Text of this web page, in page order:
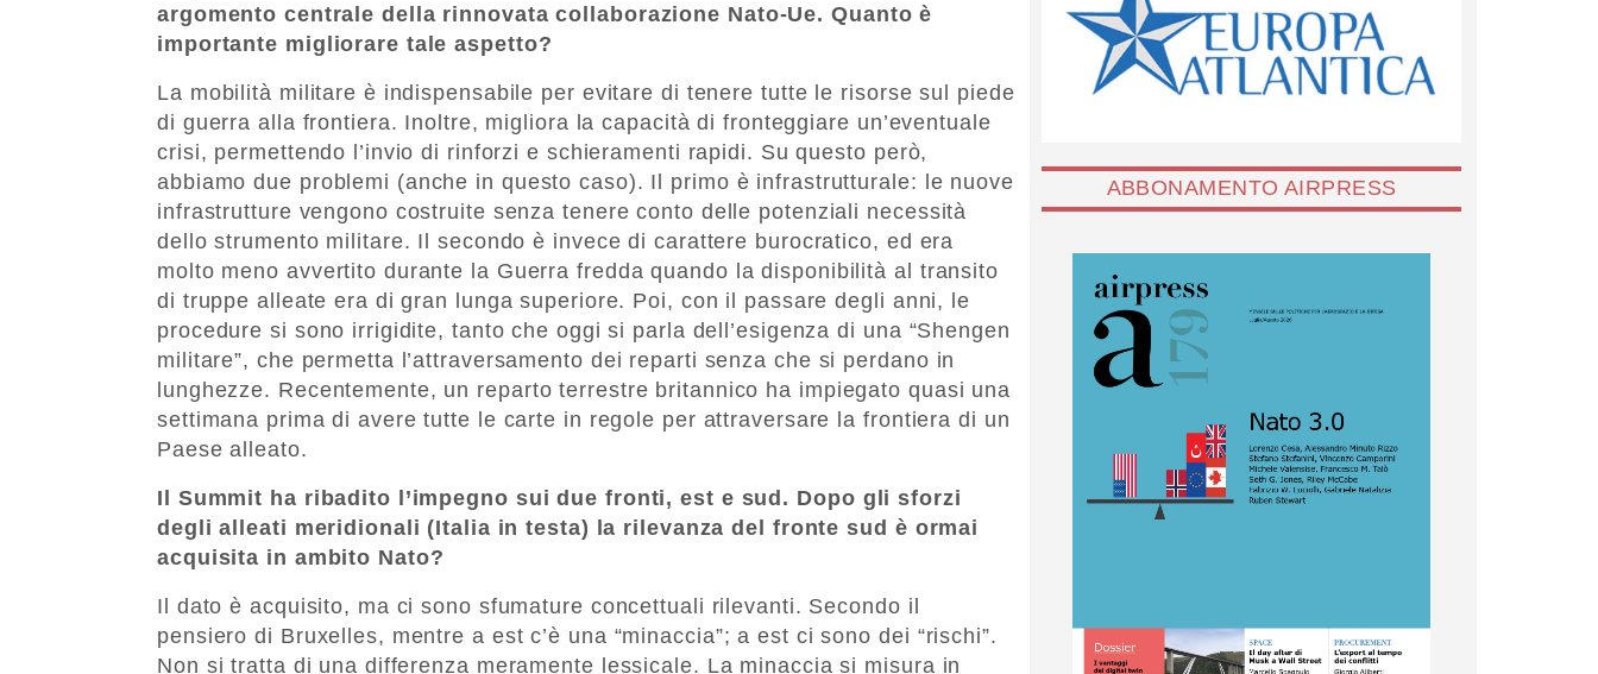
argomento centrale della rinnovata collaborazione Nato-Ue. Quanto è
importante migliorare tale aspetto?
La mobilità militare è indispensabile per evitare di tenere tutte le risorse sul piede
di guerra alla frontiera. Inoltre, migliora la capacità di fronteggiare un’eventuale
crisi, permettendo l’invio di rinforzi e schieramenti rapidi. Su questo però,
abbiamo due problemi (anche in questo caso). Il primo è infrastrutturale: le nuove
infrastrutture vengono costruite senza tenere conto delle potenziali necessità
dello strumento militare. Il secondo è invece di carattere burocratico, ed era
molto meno avvertito durante la Guerra fredda quando la disponibilità al transito
di truppe alleate era di gran lunga superiore. Poi, con il passare degli anni, le
procedure si sono irrigidite, tanto che oggi si parla dell’esigenza di una “Shengen
militare”, che permetta l’attraversamento dei reparti senza che si perdano in
lunghezze. Recentemente, un reparto terrestre britannico ha impiegato quasi una
settimana prima di avere tutte le carte in regole per attraversare la frontiera di un
Paese alleato.
Il Summit ha ribadito l’impegno sui due fronti, est e sud. Dopo gli sforzi
degli alleati meridionali (Italia in testa) la rilevanza del fronte sud è ormai
acquisita in ambito Nato?
Il dato è acquisito, ma ci sono sfumature concettuali rilevanti. Secondo il
pensiero di Bruxelles, mentre a est c’è una “minaccia”; a est ci sono dei “rischi”.
Non si tratta di una differenza meramente lessicale. La minaccia si misura in
ABBONAMENTO AIRPRESS